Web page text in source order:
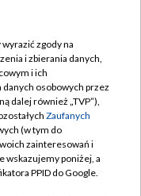
zgody na
i zbierania danych,
i ich
osobowych przez
dalej również „TVP”),
Zaufanych
(w tym do
zainteresowań i
wskazujemy poniżej, a
PPID do Google.